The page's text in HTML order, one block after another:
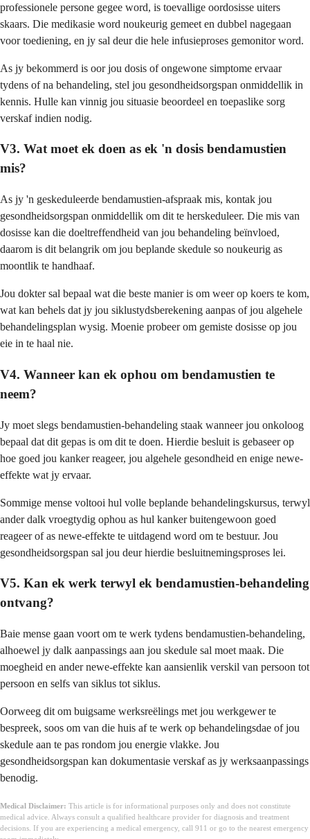
professionele persone gegee word, is toevallige oordosisse uiters
skaars. Die medikasie word noukeurig gemeet en dubbel nagegaan
voor toediening, en jy sal deur die hele infusieproses gemonitor word.
As jy bekommerd is oor jou dosis of ongewone simptome ervaar
tydens of na behandeling, stel jou gesondheidsorgspan onmiddellik in
kennis. Hulle kan vinnig jou situasie beoordeel en toepaslike sorg
verskaf indien nodig.
V3. Wat moet ek doen as ek 'n dosis bendamustien
mis?
As jy 'n geskeduleerde bendamustien-afspraak mis, kontak jou
gesondheidsorgspan onmiddellik om dit te herskeduleer. Die mis van
dosisse kan die doeltreffendheid van jou behandeling beïnvloed,
daarom is dit belangrik om jou beplande skedule so noukeurig as
moontlik te handhaaf.
Jou dokter sal bepaal wat die beste manier is om weer op koers te kom,
wat kan behels dat jy jou siklustydsberekening aanpas of jou algehele
behandelingsplan wysig. Moenie probeer om gemiste dosisse op jou
eie in te haal nie.
V4. Wanneer kan ek ophou om bendamustien te
neem?
Jy moet slegs bendamustien-behandeling staak wanneer jou onkoloog
bepaal dat dit gepas is om dit te doen. Hierdie besluit is gebaseer op
hoe goed jou kanker reageer, jou algehele gesondheid en enige newe-
effekte wat jy ervaar.
Sommige mense voltooi hul volle beplande behandelingskursus, terwyl
ander dalk vroegtydig ophou as hul kanker buitengewoon goed
reageer of as newe-effekte te uitdagend word om te bestuur. Jou
gesondheidsorgspan sal jou deur hierdie besluitnemingsproses lei.
V5. Kan ek werk terwyl ek bendamustien-behandeling
ontvang?
Baie mense gaan voort om te werk tydens bendamustien-behandeling,
alhoewel jy dalk aanpassings aan jou skedule sal moet maak. Die
moegheid en ander newe-effekte kan aansienlik verskil van persoon tot
persoon en selfs van siklus tot siklus.
Oorweeg dit om buigsame werksreëlings met jou werkgewer te
bespreek, soos om van die huis af te werk op behandelingsdae of jou
skedule aan te pas rondom jou energie vlakke. Jou
gesondheidsorgspan kan dokumentasie verskaf as jy werksaanpassings
benodig.
Medical Disclaimer: This article is for informational purposes only and does not constitute
medical advice. Always consult a qualified healthcare provider for diagnosis and treatment
decisions. If you are experiencing a medical emergency, call 911 or go to the nearest emergency